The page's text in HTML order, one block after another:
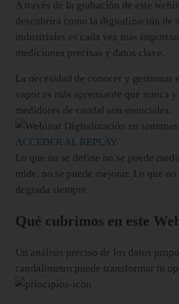
A través de la grabación de este
descubrirá como la digitalización de
industriales es cada vez más
mediciones precisas y datos clave.
La necesidad de conocer y gestionar
vapor es más apremiante que nunca
medidores de caudal son esenciales.
ACCEDER AL REPLAY
Lo que no se define no se puede
mide, no se puede mejorar. Lo que no
degrada siempre
Qué cubrimos en este
Un análisis preciso de los datos
caudalímetro puede transformar tu